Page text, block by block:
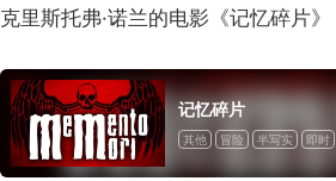
克里斯托弗·诺兰的电影《记忆碎片》
记忆碎片
其他 冒险 半写实 即时